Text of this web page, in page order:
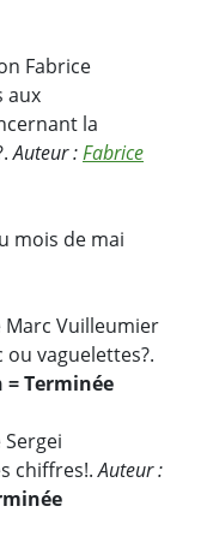
Fabrice
aux
la
Auteur :Fabrice
mois de mai
Vuilleumier
vaguelettes?.
= Terminée
chiffres!.Auteur :